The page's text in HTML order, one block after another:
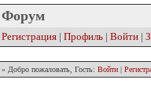
Форум
Регистрация | Профиль | Войти |
» Добро пожаловать, Гость: Войти |